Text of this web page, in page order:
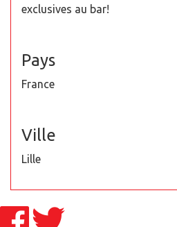
exclusives au bar!
Pays
France
Ville
Lille